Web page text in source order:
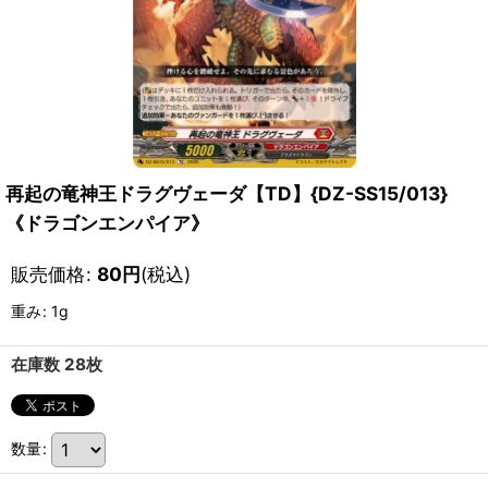
再起の竜神王ドラグヴェーダ【TD】{DZ-SS15/013}
《ドラゴンエンパイア》
販売価格: 80円(税込)
重み: 1g
在庫数 28枚
数量: